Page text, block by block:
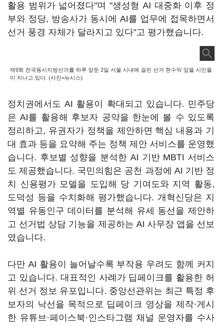
활용 범위가 넓어졌다"며 "생성형 AI 대중화 이후 정
부와 정당, 방송사가 동시에 AI를 업무에 접목하면서
선거 풍경 자체가 달라지고 있다"고 평가했습니다.
제9회 전국동시지방선거를 하루 앞둔 2일 서울 시내에 걸린 선거 현수막 앞을 시민들
이 지나고 있다. (사진=뉴시스)
정치권에서도 AI 활용이 확대되고 있습니다. 민주당
은 AI를 활용해 후보자 공약을 한눈에 볼 수 있도록
정리하고, 유권자가 정책을 제안하면 핵심 내용과 기
대 효과 등을 요약해 주는 정책 제안 서비스를 운영했
습니다. 후보별 성향을 분석한 AI 기반 MBTI 서비스
도 제공했습니다. 국민의힘은 공천 과정에 AI 기반 정
치 신용평가 모델을 도입해 당 기여도와 지역 활동,
도덕성 등을 수치화해 평가했습니다. 개혁신당은 지
역별 유동인구 데이터를 분석해 유세 동선을 제안하
고 선거법 상담 기능을 제공하는 AI 사무장 앱을 선보
였습니다.
다만 AI 활용이 늘어날수록 부작용 우려도 함께 커지
고 있습니다. 대표적인 사례가 딥페이크를 활용한 허
위 선거 정보 유포입니다. 중앙선관위는 최근 특정 후
보자의 낙선을 목적으로 딥페이크 영상을 제작·게시
한 유튜브·페이스북·인스타그램 채널 운영자를 수사